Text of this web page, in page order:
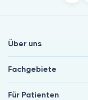
Über uns
Fachgebiete
Für Patienten